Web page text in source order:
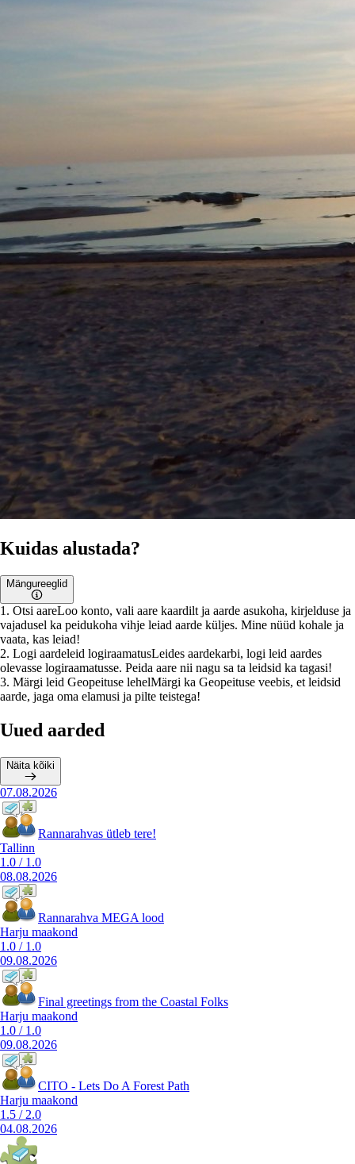
Kuidas alustada?
Mängureeglid
1 . Otsi aareLoo konto, vali aare kaardilt ja aarde asukoha, kirjelduse ja
vajadusel ka peidukoha vihje leiad aarde küljes. Mine nüüd kohale ja
vaata, kas leiad!
2. Logi aardeleid logiraamatusLeides aardekarbi, logi leid aardes
olevasse logiraamatusse. Peida aare nii nagu sa ta leidsid ka tagasi!
3. Märgi leid Geopeituse lehelMärgi ka Geopeituse veebis, et leidsid
aarde, jaga oma elamusi ja pilte teistega!
Uued aarded
Näita kõiki
07.08.2026
Rannarahvas ütleb tere!
Tallinn
1.0 / 1.0
08.08.2026
Rannarahva MEGA lood
Harju maakond
1.0 / 1.0
09.08.2026
Final greetings from the Coastal Folks
Harju maakond
1.0 / 1.0
09.08.2026
CITO - Lets Do A Forest Path
Harju maakond
1.5 / 2.0
04.08.2026